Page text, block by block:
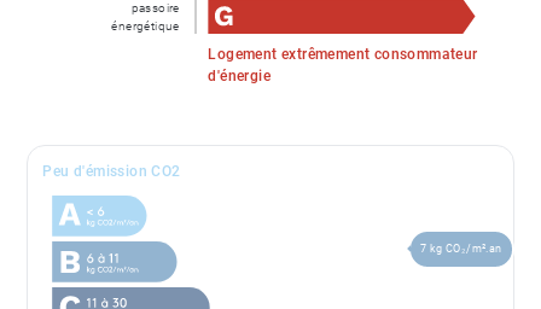
Logement extrêmement consommateur
d'énergie
passoire
énergétique
Peu d'émission CO2
7 kg CO₂/m².an